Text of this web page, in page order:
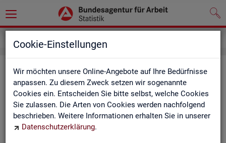
Cookie-Einstellungen
Wir möchten unsere Online-Angebote auf Ihre Bedürfnisse
anpassen. Zu diesem Zweck setzen wir sogenannte
Cookies ein. Entscheiden Sie bitte selbst, welche Cookies
Sie zulassen. Die Arten von Cookies werden nachfolgend
beschrieben. Weitere Informationen erhalten Sie in unserer
Datenschutzerklärung.
Ser­vice
Die Sta­tis­tik derBAbie­tet ein brei­tes An­ge­bot an Pro­duk­ten
und Son­der­aus­wer­tung (nachBe­darf). Haben Sie Fra­gen,
einen spe­zi­el­len Da­ten­wunsch oder möch­ten uns ein Feed­
back zu un­se­ren Pro­duk­ten geben, dann schau­en Sie auf den